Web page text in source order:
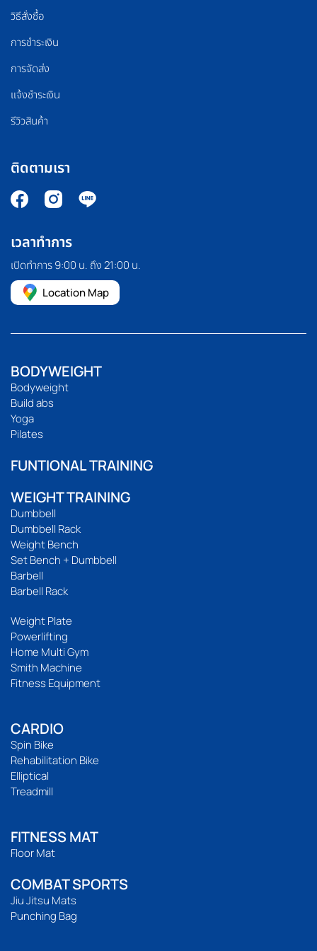
วิธีสั่งซื้อ
การชำระเงิน
การจัดส่ง
แจ้งชำระเงิน
รีวิวสินค้า
ติดตามเรา
เวลาทำการ
เปิดทำการ 9:00 น. ถึง 21:00 น.
Location Map
BODYWEIGHT
Bodyweight
Build abs
Yoga
Pilates
FUNTIONAL TRAINING
WEIGHT TRAINING
Dumbbell
Dumbbell Rack
Weight Bench
Set Bench + Dumbbell
Barbell
Barbell Rack
Weight Plate
Powerlifting
Home Multi Gym
Smith Machine
Fitness Equipment
CARDIO
Spin Bike
Rehabilitation Bike
Elliptical
Treadmill
FITNESS MAT
Floor Mat
COMBAT SPORTS
Jiu Jitsu Mats
Punching Bag